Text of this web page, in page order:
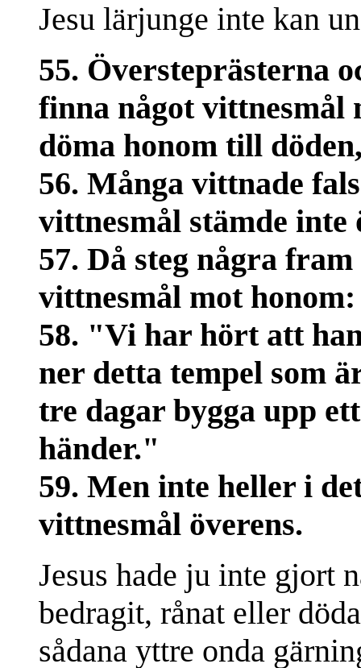
Jesu lärjunge inte kan
55. Översteprästerna
finna något vittnesmål
döma honom till
56. Många vittnade
vittnesmål stämde inte
57. Då steg några
vittnesmål mot honom:
58. "Vi har hört att
ner detta tempel som
tre dagar bygga upp
händer."
59. Men inte heller i
vittnesmål överens.
Jesus hade ju inte gjort
bedragit, rånat eller
sådana yttre onda